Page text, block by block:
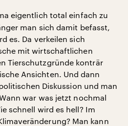
eigentlich total einfach zu
man sich damit befasst,
es. Da verkeilen sich
mit wirtschaftlichen
Tierschutzgründe konträr
Ansichten. Und dann
Diskussion und man
war was jetzt nochmal
schnell wird es hell? Im
Man kann